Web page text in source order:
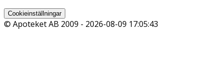
Cookieinställningar
© Apoteket AB 2009 - 2026-08-09 17:05:43